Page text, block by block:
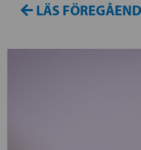
LÄS